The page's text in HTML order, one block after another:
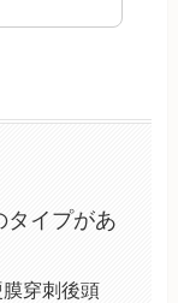
タイプがあ
穿刺後頭